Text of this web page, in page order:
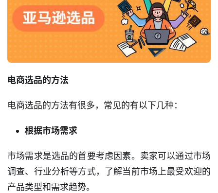
电商选品的方法
电商选品的方法有很多，常见的有以下几种：
根据市场需求
市场需求是选品的首要考虑因素。卖家可以通过市场
调查、行业分析等方式，了解当前市场上最受欢迎的
产品类型和需求趋势。